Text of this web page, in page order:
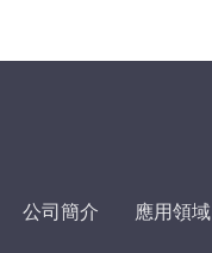
公司簡介 應用領域